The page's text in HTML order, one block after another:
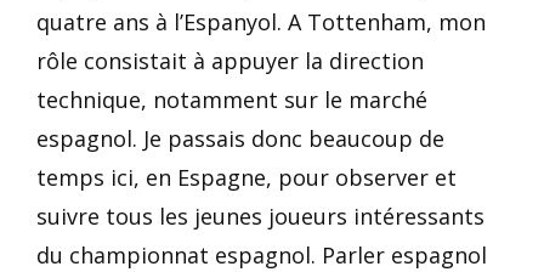
quatre ans à l’Espanyol. A Tottenham, mon
rôle consistait à appuyer la direction
technique, notamment sur le marché
espagnol. Je passais donc beaucoup de
temps ici, en Espagne, pour observer et
suivre tous les jeunes joueurs intéressants
du championnat espagnol. Parler espagnol